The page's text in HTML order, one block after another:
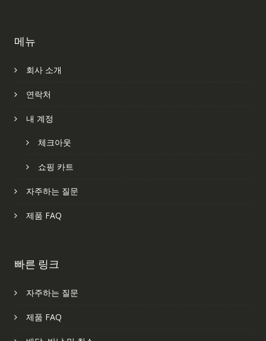
메뉴
회사 소개
연락처
내 계정
체크아웃
쇼핑 카트
자주하는 질문
제품 FAQ
빠른 링크
자주하는 질문
제품 FAQ